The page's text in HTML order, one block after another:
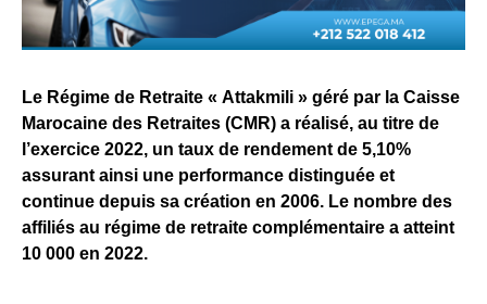
Le Régime de Retraite « Attakmili » géré par la Caisse
Marocaine des Retraites (CMR) a réalisé, au titre de
l’exercice 2022, un taux de rendement de 5,10%
assurant ainsi une performance distinguée et
continue depuis sa création en 2006. Le nombre des
affiliés au régime de retraite complémentaire a atteint
10 000 en 2022.